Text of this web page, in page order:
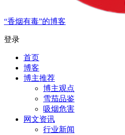
“香烟有毒”的博客
登录
首页
博客
博主推荐
博主观点
雪茄品鉴
吸烟危害
网文资讯
行业新闻